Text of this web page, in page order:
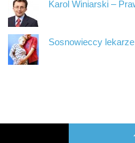
Karol Winiarski –
Sosnowieccy